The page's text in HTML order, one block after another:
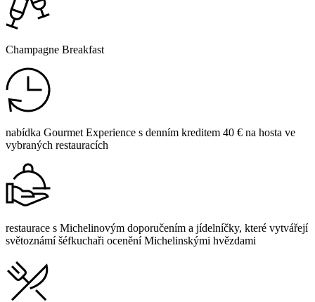
Champagne Breakfast
nabídka Gourmet Experience s denním kreditem 40 € na hosta ve
vybraných restauracích
restaurace s Michelinovým doporučením a jídelníčky, které vytvářejí
světoznámí šéfkuchaři ocenění Michelinskými hvězdami